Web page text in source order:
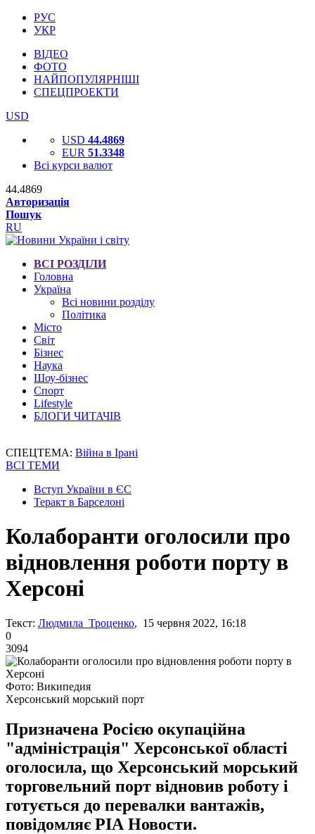
РУС
УКР
ВІДЕО
ФОТО
НАЙПОПУЛЯРНІШІ
СПЕЦПРОЕКТИ
USD
USD 44.4869
EUR 51.3348
Всі курси валют
44.4869
Авторизація
Пошук
RU
ВСІ РОЗДІЛИ
Головна
Україна
Всі новини розділу
Політика
Місто
Світ
Бізнес
Наука
Шоу-бізнес
Спорт
Lifestyle
БЛОГИ ЧИТАЧІВ
СПЕЦТЕМА: Війна в Ірані
ВСІ ТЕМИ
Вступ України в ЄС
Теракт в Барселоні
Колаборанти оголосили про
відновлення роботи порту в
Херсоні
Текст: Людмила Троценко, 15 червня 2022, 16:18
0
3094
Фото: Википедия
Херсонський морський порт
Призначена Росією окупаційна
"адміністрація" Херсонської області
оголосила, що Херсонський морський
торговельний порт відновив роботу і
готується до перевалки вантажів,
повідомляє РІА Новости.